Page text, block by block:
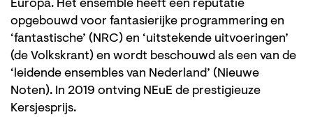
Europa. Het ensemble heeft een reputatie
opgebouwd voor fantasierijke programmering en
‘fantastische’ (NRC) en ‘uitstekende uitvoeringen’
(de Volkskrant) en wordt beschouwd als een van de
‘leidende ensembles van Nederland’ (Nieuwe
Noten). In 2019 ontving NEuE de prestigieuze
Kersjesprijs.